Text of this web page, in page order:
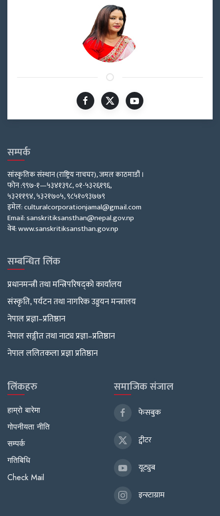
सम्पर्क
सांस्कृतिक संस्थान (राष्ट्रिय नाचघर), जमल काठमाडौं ।
फोन :९९७-१—५३४१३९८, ०१-५३२६१९६,
५३२११९४, ५३२१७०५, ९८५१०९३७७९
इमेल: culturalcorporationjamal@gmail.com
Email: sanskritiksansthan@nepal.gov.np
वेब: www.sanskritiksansthan.gov.np
सम्बन्धित लिंक
प्रधानमन्त्री तथा मन्त्रिपरिषद्को कार्यालय
संस्कृति, पर्यटन तथा नागरिक उड्डयन मन्त्रालय
नेपाल प्रज्ञा–प्रतिष्ठान
नेपाल सङ्गीत तथा नाट्य प्रज्ञा–प्रतिष्ठान
नेपाल ललितकला प्रज्ञा प्रतिष्ठान
लिंकहरु
हाम्रो बारेमा
गोपनीयता नीति
सम्पर्क
गतिबिधि
Check Mail
समाजिक संजाल
फेसबुक
ट्वीटर
यूट्युब
इन्स्टाग्राम